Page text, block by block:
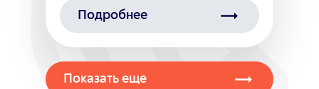
Подробнее
Показать еще